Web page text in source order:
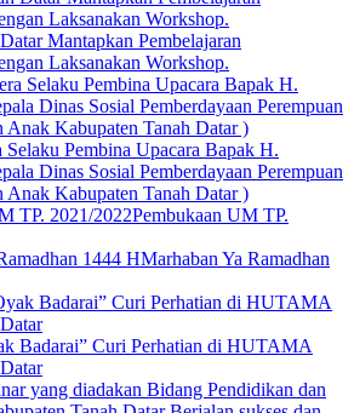
Mantapkan Pembelajaran
Laksanakan Workshop.
Selaku Pembina Upacara Bapak H.
Dinas Sosial Pemberdayaan Perempuan
Anak Kabupaten Tanah Datar )
Pembukaan UM TP.
Marhaban Ya Ramadhan
Badarai” Curi Perhatian di HUTAMA